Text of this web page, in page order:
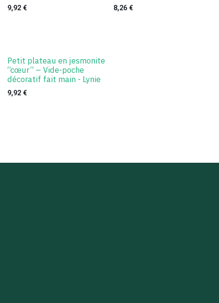
9,92 € 8,26€
Petit plateau en jesmonite
“cœur” – Vide-poche
décoratif fait main - Lynie
9,92 €